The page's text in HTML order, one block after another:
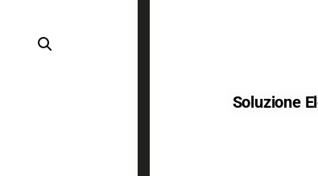
Soluzione